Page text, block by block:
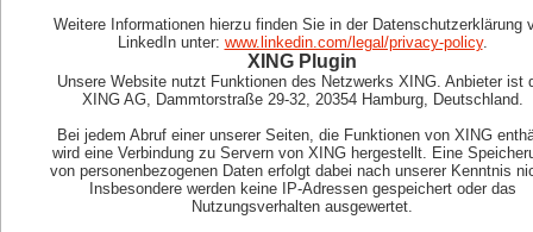
Weitere Informationen hierzu finden Sie in der Datenschutzerklärung
LinkedIn unter: www.linkedin.com/legal/privacy-policy.
XING Plugin
Unsere Website nutzt Funktionen des Netzwerks XING. Anbieter ist
XING AG, Dammtorstraße 29-32, 20354 Hamburg, Deutschland.
Bei jedem Abruf einer unserer Seiten, die Funktionen von XING
wird eine Verbindung zu Servern von XING hergestellt. Eine
von personenbezogenen Daten erfolgt dabei nach unserer Kenntnis
Insbesondere werden keine IP-Adressen gespeichert oder das
Nutzungsverhalten ausgewertet.